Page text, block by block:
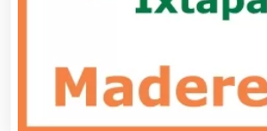
Alarmas